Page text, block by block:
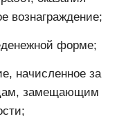
вознаграждение;
форме;
начисленное за
замещающим